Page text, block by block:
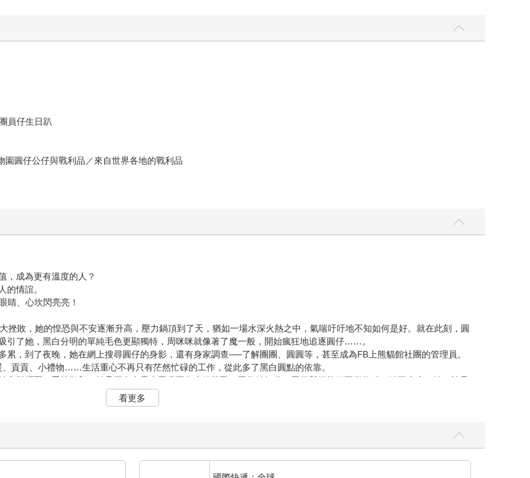
員仔生日趴
圓仔公仔與戰利品／來自世界各地的戰利品
，成為更有溫度的人？
的情誼。
睛、心坎閃亮亮！
挫敗，她的惶恐與不安逐漸升高，壓力鍋頂到了天，猶如一場水深火熱之中，氣喘吁吁地不知如何是好。就在此刻，圓
引了她，黑白分明的單純毛色更顯獨特，周咪咪就像著了魔一般，開始瘋狂地追逐圓仔……。
，到了夜晚，她在網上搜尋圓仔的身影，還有身家調查──了解團團、圓圓等，甚至成為FB上熊貓館社團的管理員。
貢貢、小禮物……生活重心不再只有茫然忙碌的工作，從此多了黑白圓點的依靠。
卻煩憂、重拾歡顏，並且更有力量來因應工作上的挑戰。因為她知道，圓仔與貓熊們不僅收服了她更療癒了她！於是
並在心中默默許下出書的決定……
恩珍惜所有一切……
看更多